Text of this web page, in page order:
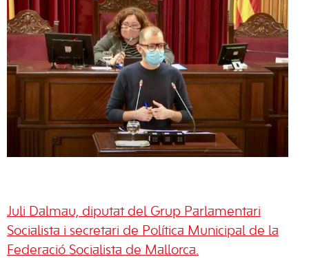
Juli Dalmau, diputat del Grup Parlamentari
Socialista i secretari de Política Municipal de la
Federació Socialista de Mallorca.